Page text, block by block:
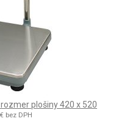
rozmer plošiny 420 x 520
€ bez DPH